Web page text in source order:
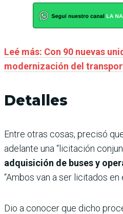
Leé más: Con 90 nuevas
modernización del
Detalles
Entre otras cosas, precisó
adelante una “licitación
adquisición de buses y
“Ambos van a ser licitados en
Dio a conocer que dicho